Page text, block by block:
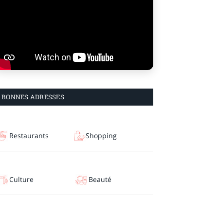
BONNES ADRESSES
Restaurants Shopping
Culture Beauté